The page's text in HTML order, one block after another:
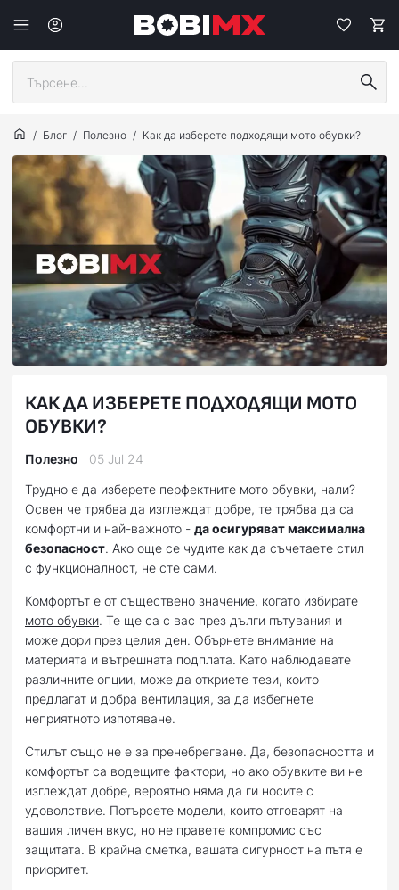
Блог Полезно Как да изберете подходящи мото обувки?
КАК ДА ИЗБЕРЕТЕ ПОДХОДЯЩИ МОТО
ОБУВКИ?
Полезно
05 Jul 24
Трудно е да изберете перфектните мото обувки, нали?
Освен че трябва да изглеждат добре, те трябва да са
комфортни и най-важното - да осигуряват максимална
безопасност. Ако още се чудите как да съчетаете стил
с функционалност, не сте сами.
Комфортът е от съществено значение, когато избирате
мото обувки. Те ще са с вас през дълги пътувания и
може дори през целия ден. Обърнете внимание на
материята и вътрешната подплата. Като наблюдавате
различните опции, може да откриете тези, които
предлагат и добра вентилация, за да избегнете
неприятното изпотяване.
Стилът също не е за пренебрегване. Да, безопасността и
комфортът са водещите фактори, но ако обувките ви не
изглеждат добре, вероятно няма да ги носите с
удоволствие. Потърсете модели, които отговарят на
вашия личен вкус, но не правете компромис със
защитата. В крайна сметка, вашата сигурност на пътя е
приоритет.